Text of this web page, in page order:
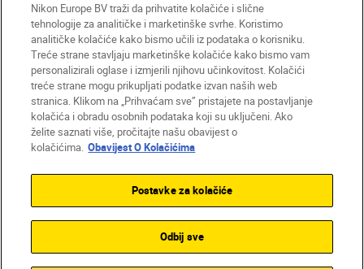
HR Nikon Sites
Obratite nam se
Obavijest o zaštiti privatnosti
Uvjeti upotrebe
Obavijest o kolačićima
Postavke kolačića
Nikon Europe BV traži da prihvatite kolačiće i slične
tehnologije za analitičke i marketinške svrhe. Koristimo
analitičke kolačiće kako bismo učili iz podataka o korisniku.
Treće strane stavljaju marketinške kolačiće kako bismo vam
personalizirali oglase i izmjerili njihovu učinkovitost. Kolačići
treće strane mogu prikupljati podatke izvan naših web
stranica. Klikom na „Prihvaćam sve” pristajete na postavljanje
kolačića i obradu osobnih podataka koji su uključeni. Ako
želite saznati više, pročitajte našu obavijest o
kolačićima. Obavijest O Kolačićima
Postavke za kolačiće
Odbij sve